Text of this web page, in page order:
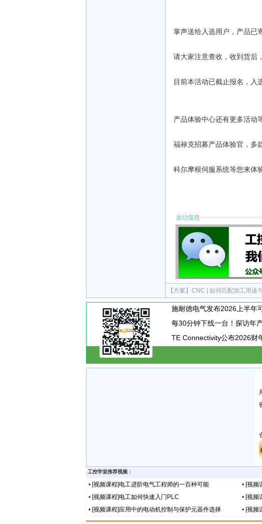
掌声送给入选用户，产品已
请大家注意查收，收到货后
目前本活动已截止报名，入
产品体验中心还有更多活动
福禄克招募产品体验官，多
科尔摩根伺服系统等您来体
【方案】 CNC | 如何匹配加工用途
TE Connectivity公布2026财
工控学堂推荐视频：
• [视频课程]电工进阶电气工程师的一百种可能 • [视频
• [视频课程]电工如何快速入门PLC • [视频
• [视频课程]应用中的电动机控制与保护元器件选择 • [视频